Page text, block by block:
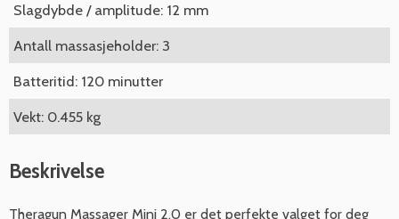
Slagdybde / amplitude: 12 mm
Antall massasjeholder: 3
Batteritid: 120 minutter
Vekt: 0.455 kg
Beskrivelse
Theragun Massager Mini 2.0 er det perfekte valget for deg